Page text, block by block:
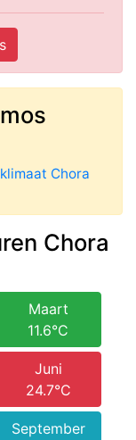
Chora
Chora
Maart
11.6°C
Juni
24.7°C
September